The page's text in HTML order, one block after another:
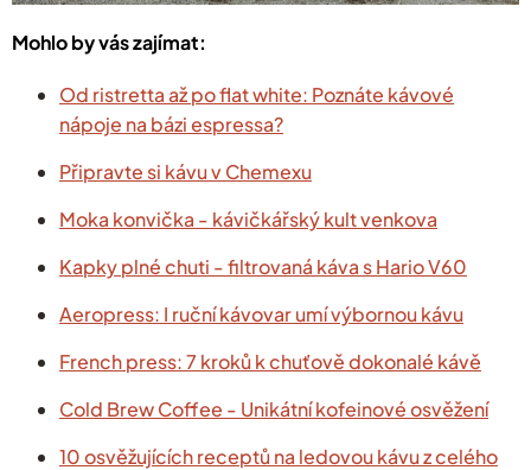
Mohlo by vás zajímat:
Od ristretta až po flat white: Poznáte kávové
nápoje na bázi espressa?
Připravte si kávu v Chemexu
Moka konvička - kávičkářský kult venkova
Kapky plné chuti - filtrovaná káva s Hario V60
Aeropress: I ruční kávovar umí výbornou kávu
French press: 7 kroků k chuťově dokonalé kávě
Cold Brew Coffee - Unikátní kofeinové osvěžení
10 osvěžujících receptů na ledovou kávu z celého